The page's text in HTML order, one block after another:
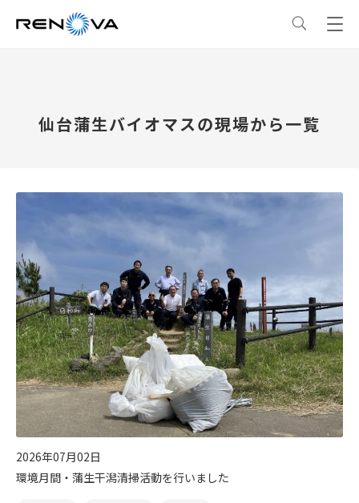
事業情報トップ
発電所・蓄電所一覧
コーポレートPPA
太陽光発電
蓄電事業
企業情報
CEOメッセージ
企業理念
中期経営計画
私たちの想い
トップ
理念・ポリシー
環境
社会
ガバナンス
採用情報
IR情報
IR情報トップ
IRニュース
現場から
仙台蒲生バイオマスの現場から一覧
2026年07月02日
環境月間・蒲生干潟清掃活動を行いました